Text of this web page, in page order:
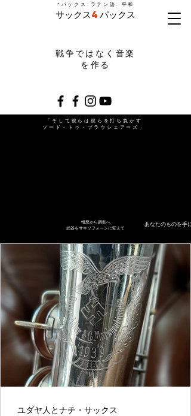
サックス4パックス
*パックス= ラテン語: 平和
戦争ではなく音楽
を作る
「そして彼らは彼らを打ち負かす
ソード・トゥ・プラウシェアーズ」
憎悪から調和へ
武器をサキソフォーンに変えて
あなたのものを手
ユダヤ人とナチ・サックス